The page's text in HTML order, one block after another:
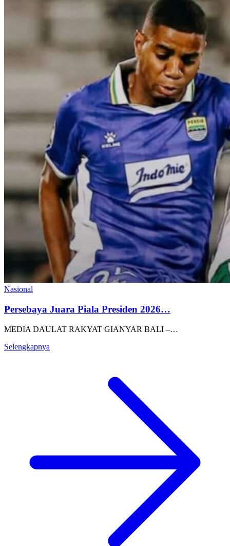
Nasional
Persebaya Juara Piala Presiden 2026…
MEDIA DAULAT RAKYAT GIANYAR BALI –…
Selengkapnya